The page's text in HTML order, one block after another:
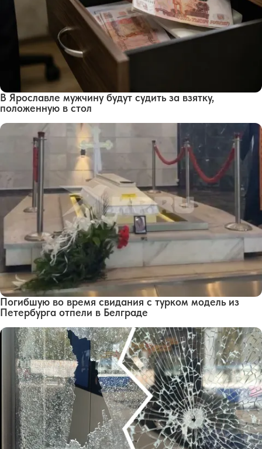
В Ярославле мужчину будут судить за взятку,
положенную в стол
Погибшую во время свидания с турком модель из
Петербурга отпели в Белграде